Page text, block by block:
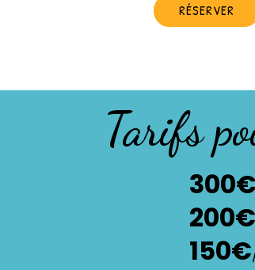
RÉSERVER
Tarifs
300€
200€
150€